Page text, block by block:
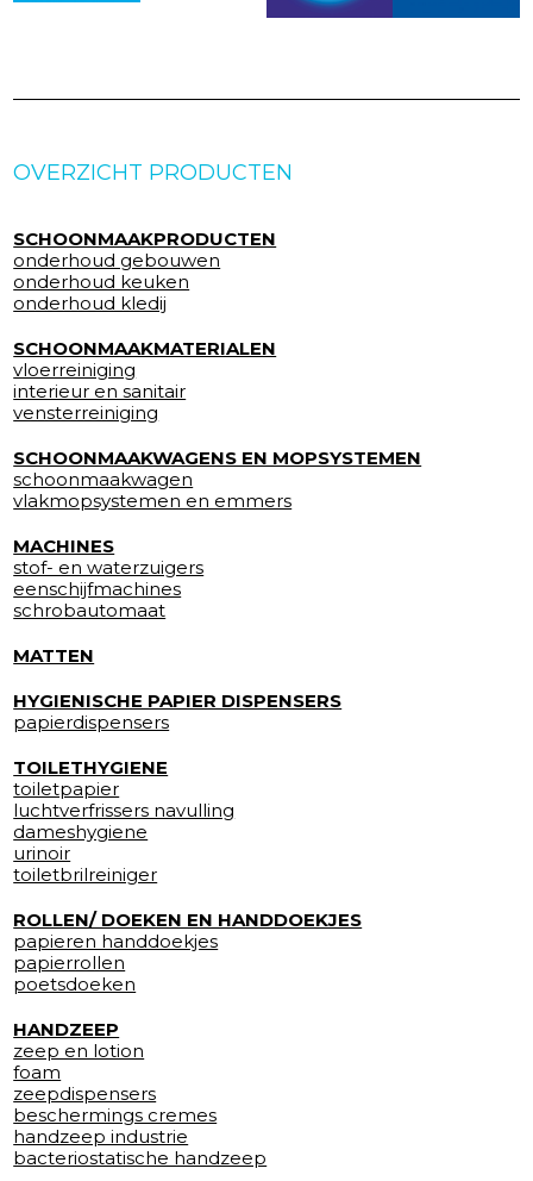
OVERZICHT PRODUCTEN
SCHOONMAAKPRODUCTEN
onderhoud gebouwen
onderhoud keuken
onderhoud kledij
SCHOONMAAKMATERIALEN
vloerreiniging
interieur en sanitair
vensterreiniging
SCHOONMAAKWAGENS EN MOPSYSTEMEN
schoonmaakwagen
vlakmopsystemen en emmers
MACHINES
stof- en waterzuigers
eenschijfmachines
schrobautomaat
MATTEN
HYGIENISCHE PAPIER DISPENSERS
papierdispensers
TOILETHYGIENE
toiletpapier
luchtverfrissers navulling
dameshygiene
urinoir
toiletbrilreiniger
ROLLEN/ DOEKEN EN HANDDOEKJES
papieren handdoekjes
papierrollen
poetsdoeken
HANDZEEP
zeep en lotion
foam
zeepdispensers
beschermings cremes
handzeep industrie
bacteriostatische handzeep